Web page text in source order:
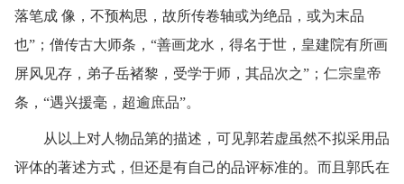
落笔成 像，不预构思，故所传卷轴或为绝品，或为末品
也”；僧传古大师条，“善画龙水，得名于世，皇建院有所画
屏风见存，弟子岳褚黎，受学于师，其品次之”；仁宗皇帝
条，“遇兴援毫，超逾庶品”。
从以上对人物品第的描述，可见郭若虚虽然不拟采用品
评体的著述方式，但还是有自己的品评标准的。而且郭氏在